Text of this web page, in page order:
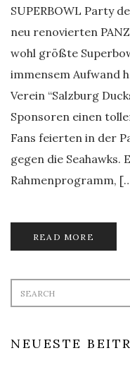
SUPERBOWL Party
neu renovierten
wohl größte
immensem Aufwand
Verein “Salzburg
Sponsoren einen
Fans feierten in der
gegen die Seahawks.
Rahmenprogramm,
READ MORE
Search
for:
NEUESTE